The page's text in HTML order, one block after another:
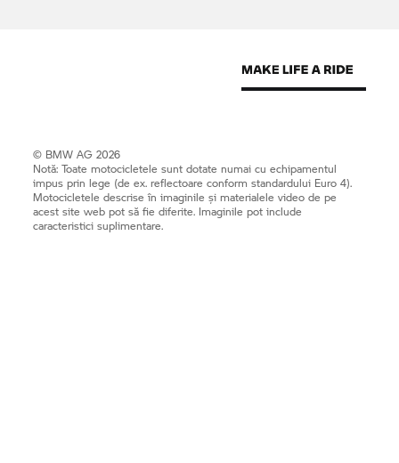
© BMW AG 2026
Notă: Toate motocicletele sunt dotate numai cu echipamentul
impus prin lege (de ex. reflectoare conform standardului Euro 4).
Motocicletele descrise în imaginile și materialele video de pe
acest site web pot să fie diferite. Imaginile pot include
caracteristici suplimentare.